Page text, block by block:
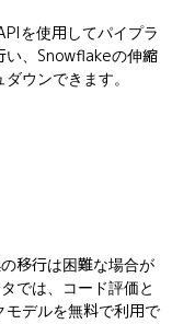
を使用してパイプラ
い、Snowflakeの伸縮
ウンできます。
移行は困難な場合が
では、コード評価と
デルを無料で利用で